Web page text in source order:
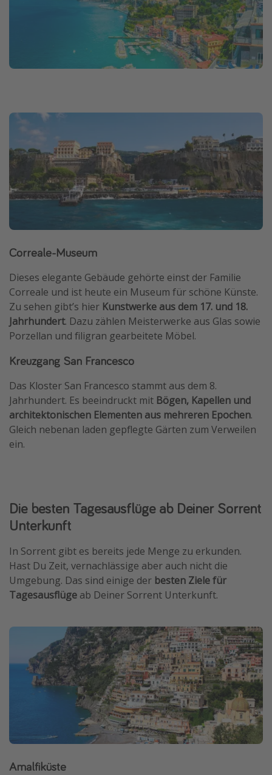
Correale-Museum
Dieses elegante Gebäude gehörte einst der Familie
Correale und ist heute ein Museum für schöne Künste.
Zu sehen gibt’s hier Kunstwerke aus dem 17. und 18.
Jahrhundert. Dazu zählen Meisterwerke aus Glas sowie
Porzellan und filigran gearbeitete Möbel.
Kreuzgang San Francesco
Das Kloster San Francesco stammt aus dem 8.
Jahrhundert. Es beeindruckt mit Bögen, Kapellen und
architektonischen Elementen aus mehreren Epochen.
Gleich nebenan laden gepflegte Gärten zum Verweilen
ein.
Die besten Tagesausflüge ab Deiner Sorrent
Unterkunft
In Sorrent gibt es bereits jede Menge zu erkunden.
Hast Du Zeit, vernachlässige aber auch nicht die
Umgebung. Das sind einige der besten Ziele für
Tagesausflüge ab Deiner Sorrent Unterkunft.
Amalfiküste